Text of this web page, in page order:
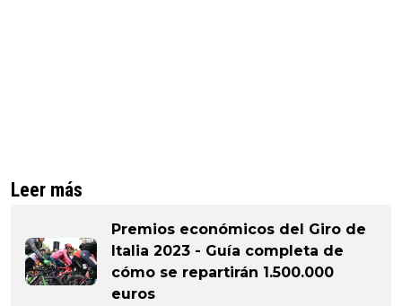
Leer más
Premios económicos del Giro de
Italia 2023 - Guía completa de
cómo se repartirán 1.500.000
euros